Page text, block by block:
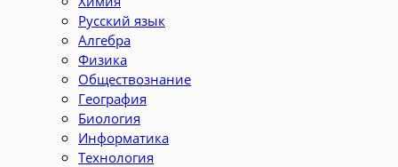
Русский язык
Алгебра
Физика
Обществознание
География
Биология
Информатика
Технология